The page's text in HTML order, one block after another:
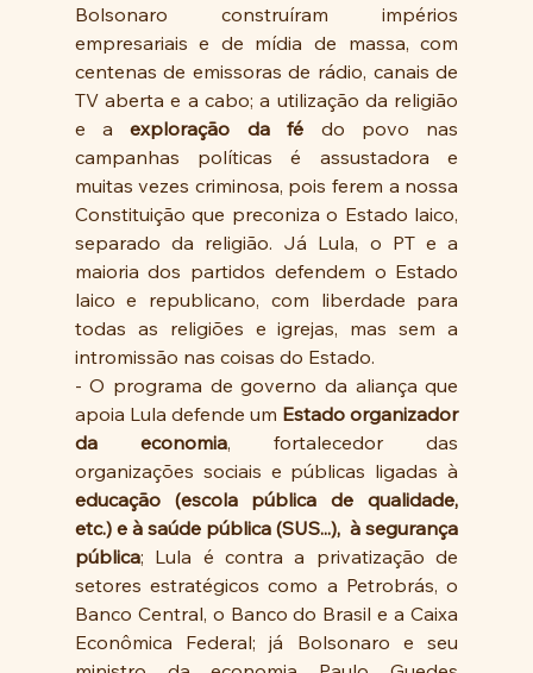
Bolsonaro construíram impérios
empresariais e de mídia de massa, com
centenas de emissoras de rádio, canais de
TV aberta e a cabo; a utilização da religião
e a exploração da fé do povo nas
campanhas políticas é assustadora e
muitas vezes criminosa, pois ferem a nossa
Constituição que preconiza o Estado laico,
separado da religião. Já Lula, o PT e a
maioria dos partidos defendem o Estado
laico e republicano, com liberdade para
todas as religiões e igrejas, mas sem a
intromissão nas coisas do Estado.
- O programa de governo da aliança que
apoia Lula defende um Estado organizador
da economia, fortalecedor das
educação (escola pública de qualidade,
etc.) e à saúde pública (SUS...),  à segurança
pública; Lula é contra a privatização de
setores estratégicos como a Petrobrás, o
Banco Central, o Banco do Brasil e a Caixa
Econômica Federal; já Bolsonaro e seu